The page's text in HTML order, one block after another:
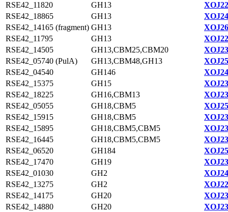
RSE42_11820
GH13
RSE42_18865
GH13
RSE42_14165 (fragment) GH13
RSE42_11795
GH13
RSE42_14505
GH13,CBM25,CBM20
RSE42_05740 (PulA)
GH13,CBM48,GH13
RSE42_04540
GH146
RSE42_15375
GH15
RSE42_18225
GH16,CBM13
RSE42_05055
GH18,CBM5
RSE42_15915
GH18,CBM5
RSE42_15895
GH18,CBM5,CBM5
RSE42_16445
GH18,CBM5,CBM5
RSE42_06520
GH184
RSE42_17470
GH19
RSE42_01030
GH2
RSE42_13275
GH2
RSE42_14175
GH20
RSE42_14880
GH20